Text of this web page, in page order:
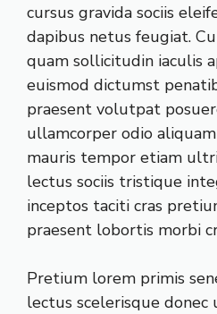
cursus gravida sociis
dapibus netus feugiat.
quam sollicitudin iaculis
euismod dictumst
praesent volutpat
ullamcorper odio
mauris tempor etiam
lectus sociis tristique
inceptos taciti cras
praesent lobortis morbi
Pretium lorem primis
lectus scelerisque